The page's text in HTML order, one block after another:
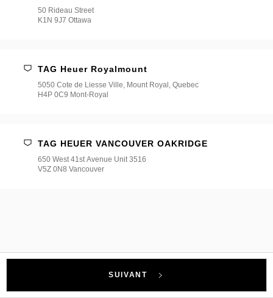
50 Rideau Street
K1N 9J7 Ottawa
TAG Heuer Royalmount
5050 Cote de Liesse Ville, Mount Royal, Quebec
H4P 0C9 Mont-Royal
TAG HEUER VANCOUVER OAKRIDGE
650 West 41st Avenue Unit 3516
V5Z 0N8 Vancouver
SUIVANT